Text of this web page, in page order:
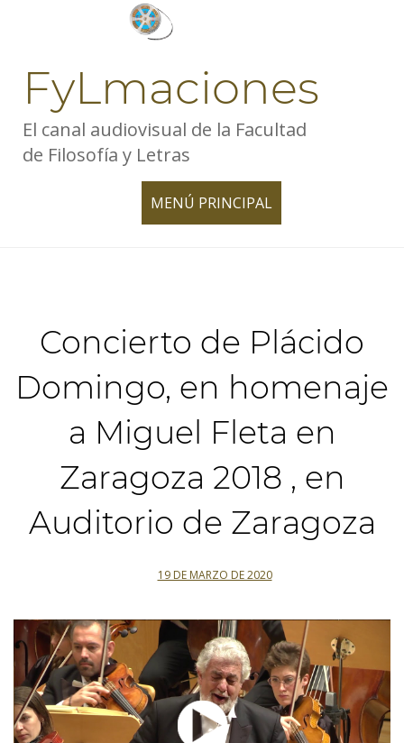
FyLmaciones
El canal audiovisual de la Facultad
de Filosofía y Letras
MENÚ PRINCIPAL
TOGGLE
Concierto de Plácido
Domingo, en homenaje
a Miguel Fleta en
Zaragoza 2018 , en
Auditorio de Zaragoza
19 DE MARZO DE 2020